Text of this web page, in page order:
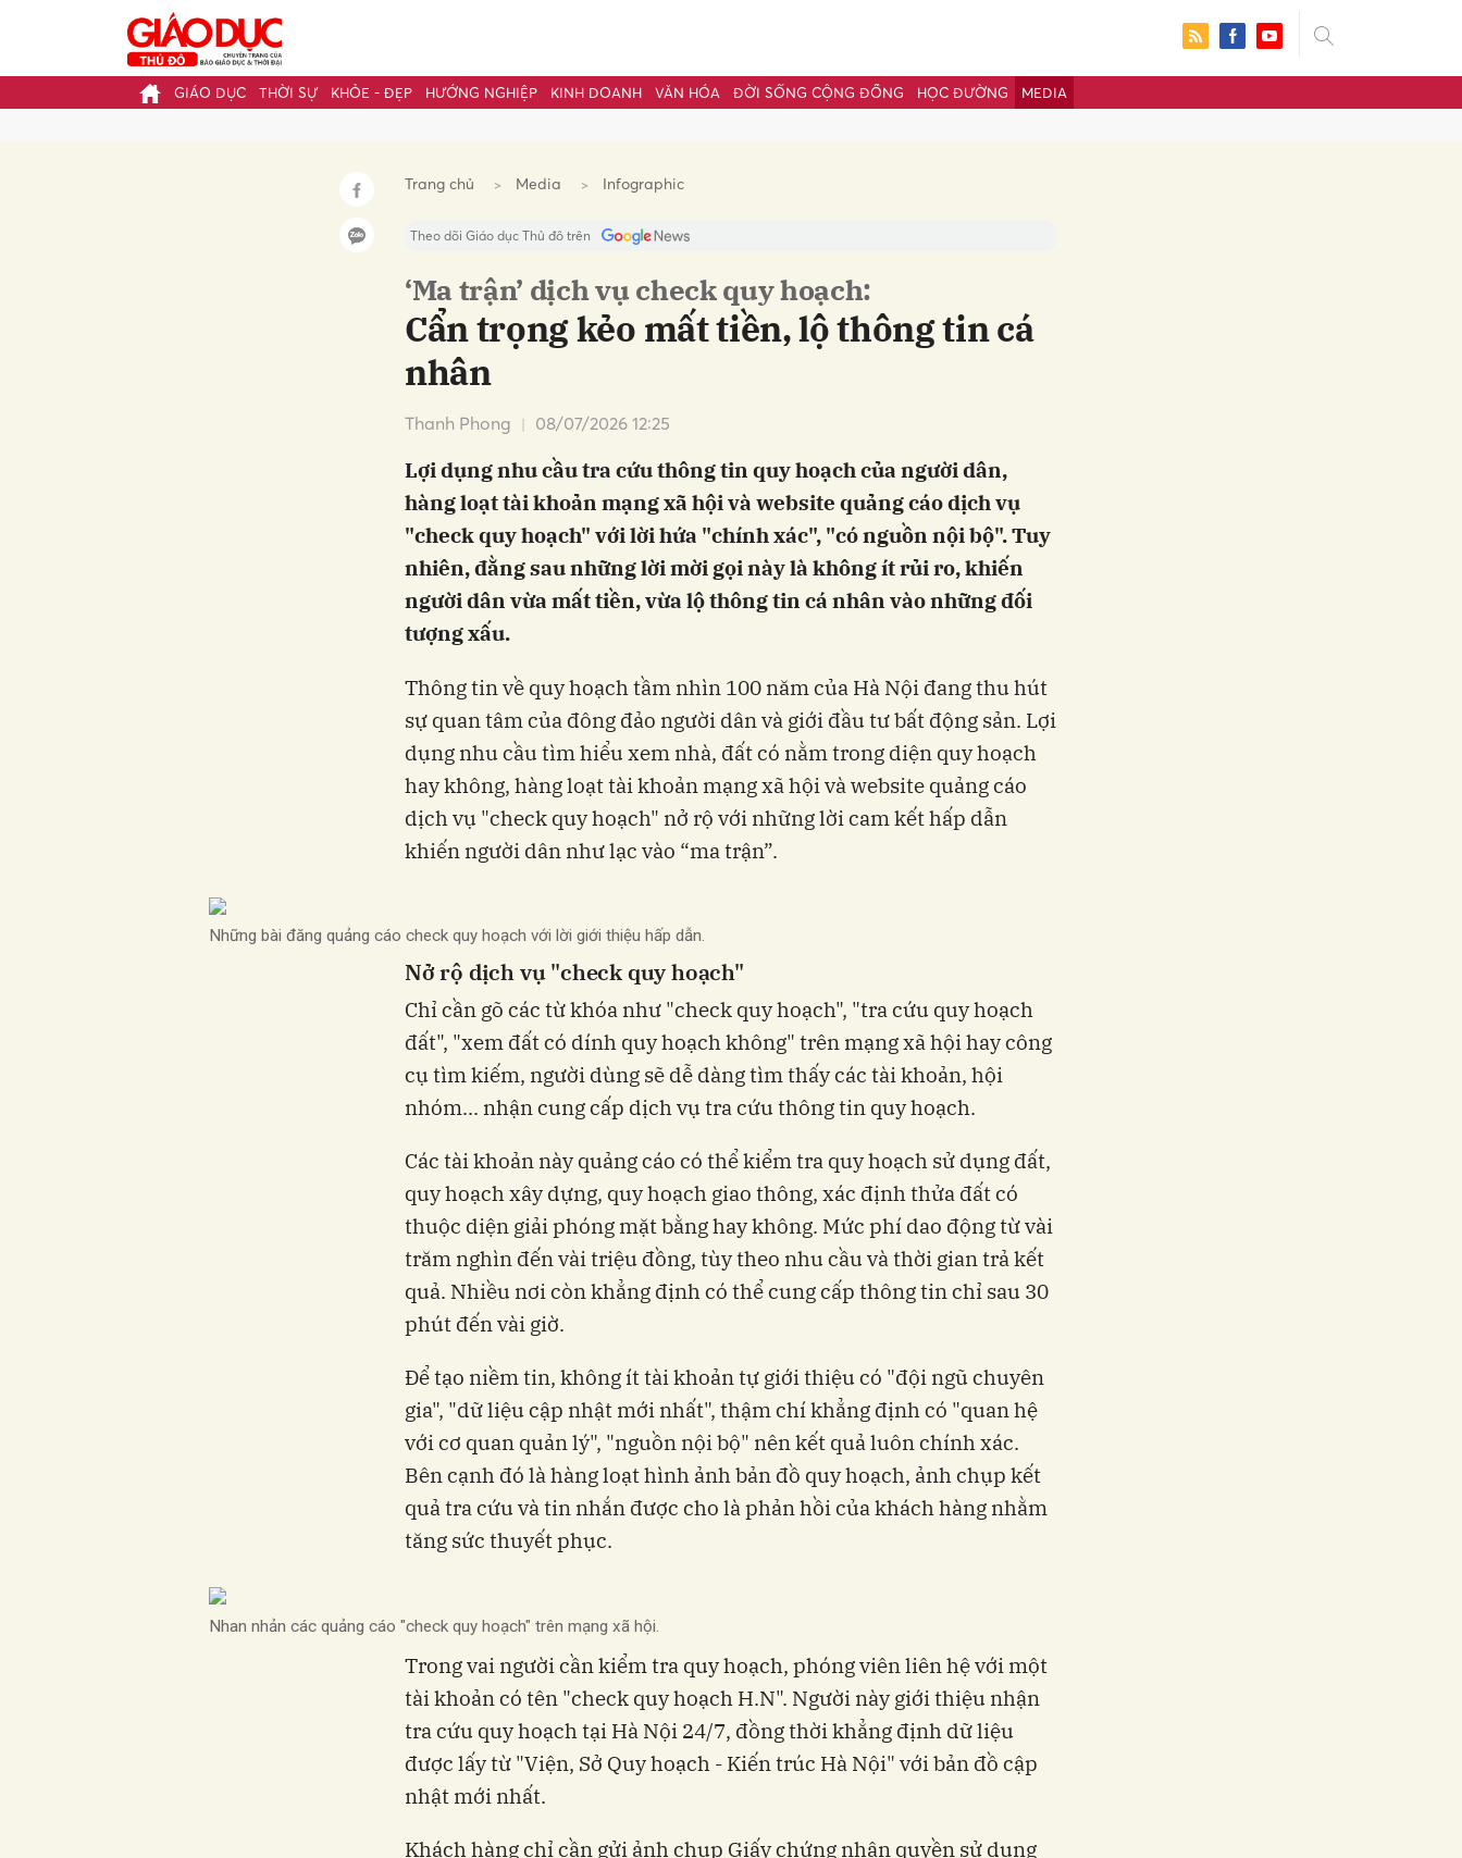
GIÁO DỤC THỜI SỰ KHỎE - ĐẸP HƯỚNG NGHIỆP KINH DOANH VĂN HÓA ĐỜI SỐNG CỘNG ĐỒNG HỌC ĐƯỜNG MEDIA
Trang chủ Media Infographic
Theo dõi Giáo dục Thủ đô trên
‘Ma trận’ dịch vụ check quy hoạch:
Cẩn trọng kẻo mất tiền, lộ thông tin cá
nhân
Thanh Phong 08/07/2026 12:25
Lợi dụng nhu cầu tra cứu thông tin quy hoạch của người dân,
hàng loạt tài khoản mạng xã hội và website quảng cáo dịch vụ
"check quy hoạch" với lời hứa "chính xác", "có nguồn nội bộ". Tuy
nhiên, đằng sau những lời mời gọi này là không ít rủi ro, khiến
người dân vừa mất tiền, vừa lộ thông tin cá nhân vào những đối
tượng xấu.
Thông tin về quy hoạch tầm nhìn 100 năm của Hà Nội đang thu hút
sự quan tâm của đông đảo người dân và giới đầu tư bất động sản. Lợi
dụng nhu cầu tìm hiểu xem nhà, đất có nằm trong diện quy hoạch
hay không, hàng loạt tài khoản mạng xã hội và website quảng cáo
dịch vụ "check quy hoạch" nở rộ với những lời cam kết hấp dẫn
khiến người dân như lạc vào “ma trận”.
Những bài đăng quảng cáo check quy hoạch với lời giới thiệu hấp dẫn.
Nở rộ dịch vụ "check quy hoạch"
Chỉ cần gõ các từ khóa như "check quy hoạch", "tra cứu quy hoạch
đất", "xem đất có dính quy hoạch không" trên mạng xã hội hay công
cụ tìm kiếm, người dùng sẽ dễ dàng tìm thấy các tài khoản, hội
nhóm... nhận cung cấp dịch vụ tra cứu thông tin quy hoạch.
Các tài khoản này quảng cáo có thể kiểm tra quy hoạch sử dụng đất,
quy hoạch xây dựng, quy hoạch giao thông, xác định thửa đất có
thuộc diện giải phóng mặt bằng hay không. Mức phí dao động từ vài
trăm nghìn đến vài triệu đồng, tùy theo nhu cầu và thời gian trả kết
quả. Nhiều nơi còn khẳng định có thể cung cấp thông tin chỉ sau 30
phút đến vài giờ.
Để tạo niềm tin, không ít tài khoản tự giới thiệu có "đội ngũ chuyên
gia", "dữ liệu cập nhật mới nhất", thậm chí khẳng định có "quan hệ
với cơ quan quản lý", "nguồn nội bộ" nên kết quả luôn chính xác.
Bên cạnh đó là hàng loạt hình ảnh bản đồ quy hoạch, ảnh chụp kết
quả tra cứu và tin nhắn được cho là phản hồi của khách hàng nhằm
tăng sức thuyết phục.
Nhan nhản các quảng cáo "check quy hoạch" trên mạng xã hội.
Trong vai người cần kiểm tra quy hoạch, phóng viên liên hệ với một
tài khoản có tên "check quy hoạch H.N". Người này giới thiệu nhận
tra cứu quy hoạch tại Hà Nội 24/7, đồng thời khẳng định dữ liệu
được lấy từ "Viện, Sở Quy hoạch - Kiến trúc Hà Nội" với bản đồ cập
nhật mới nhất.
Khách hàng chỉ cần gửi ảnh chụp Giấy chứng nhận quyền sử dụng
Gửi bình luận